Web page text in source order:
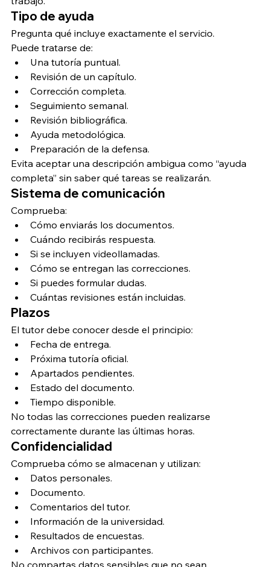
Tipo de ayuda
Pregunta qué incluye exactamente el servicio.
Puede tratarse de:
Una tutoría puntual.
Revisión de un capítulo.
Corrección completa.
Seguimiento semanal.
Revisión bibliográfica.
Ayuda metodológica.
Preparación de la defensa.
Evita aceptar una descripción ambigua como “ayuda
completa” sin saber qué tareas se realizarán.
Sistema de comunicación
Comprueba:
Cómo enviarás los documentos.
Cuándo recibirás respuesta.
Si se incluyen videollamadas.
Cómo se entregan las correcciones.
Si puedes formular dudas.
Cuántas revisiones están incluidas.
Plazos
El tutor debe conocer desde el principio:
Fecha de entrega.
Próxima tutoría oficial.
Apartados pendientes.
Estado del documento.
Tiempo disponible.
No todas las correcciones pueden realizarse
correctamente durante las últimas horas.
Confidencialidad
Comprueba cómo se almacenan y utilizan:
Datos personales.
Documento.
Comentarios del tutor.
Información de la universidad.
Resultados de encuestas.
Archivos con participantes.